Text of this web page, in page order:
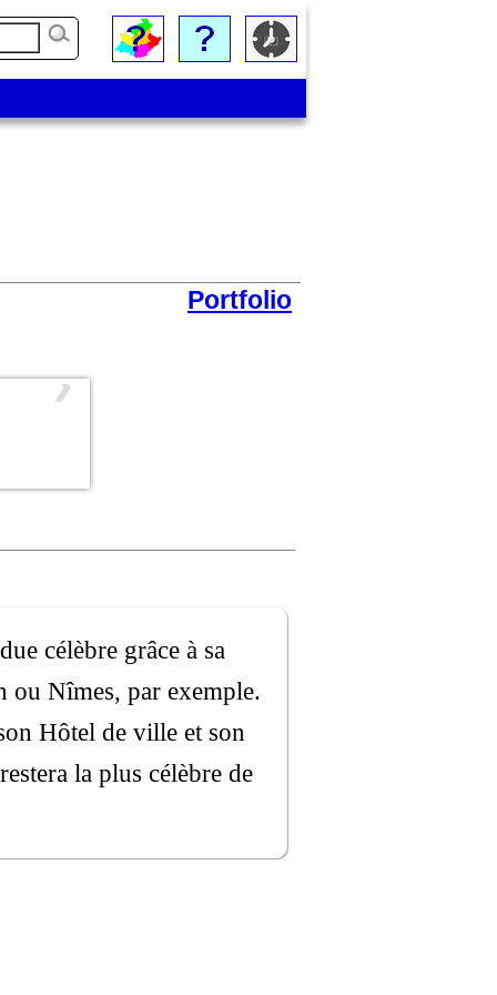
Portfolio
❯
célèbre grâce à sa
ou Nîmes, par exemple.
Hôtel de ville et son
la plus célèbre de